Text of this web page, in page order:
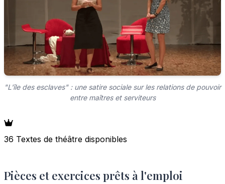
"L'île des esclaves" : une satire sociale sur les relations de pouvoir
entre maîtres et serviteurs
36 Textes de théâtre disponibles
Pièces et exercices prêts à l'emploi